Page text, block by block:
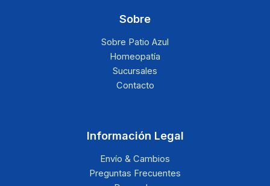
Sobre
Sobre Patio Azul
Homeopatía
Sucursales
Contacto
Información Legal
Envío & Cambios
Preguntas Frecuentes